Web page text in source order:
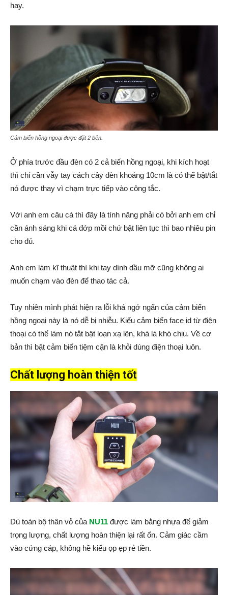
hay.
Cảm biến hồng ngoại được đặt 2 bên.
Ở phía trước đầu đèn có 2 cả biến hồng ngoại, khi kích hoạt
thì chỉ cần vẫy tay cách cây đèn khoảng 10cm là có thể bật/tắt
nó được thay vì chạm trực tiếp vào công tắc.
Với anh em câu cá thì đây là tính năng phải có bởi anh em chỉ
cần ánh sáng khi cá đớp mồi chứ bật liên tục thì bao nhiêu pin
cho đủ.
Anh em làm kĩ thuật thì khi tay dính dầu mỡ cũng không ai
muốn chạm vào đèn để thao tác cả.
Tuy nhiên mình phát hiện ra lỗi khá ngớ ngẩn của cảm biến
hồng ngoại này là nó dễ bị nhiễu. Kiểu cảm biến face id từ điện
thoại có thể làm nó tắt bật loạn xạ lên, khá là khó chịu. Về cơ
bản thì bật cảm biến tiệm cận là khỏi dùng điện thoại luôn.
Chất lượng hoàn thiện tốt
Dù toàn bộ thân vỏ của NU11 được làm bằng nhựa để giảm
trọng lượng, chất lượng hoàn thiện lại rất ổn. Cảm giác cầm
vào cứng cáp, không hề kiểu ọp ẹp rẻ tiền.